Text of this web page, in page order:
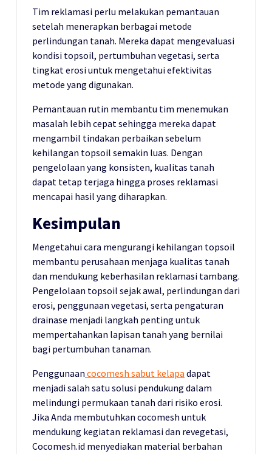
Tim reklamasi perlu melakukan pemantauan
setelah menerapkan berbagai metode
perlindungan tanah. Mereka dapat mengevaluasi
kondisi topsoil, pertumbuhan vegetasi, serta
tingkat erosi untuk mengetahui efektivitas
metode yang digunakan.
Pemantauan rutin membantu tim menemukan
masalah lebih cepat sehingga mereka dapat
mengambil tindakan perbaikan sebelum
kehilangan topsoil semakin luas. Dengan
pengelolaan yang konsisten, kualitas tanah
dapat tetap terjaga hingga proses reklamasi
mencapai hasil yang diharapkan.
Kesimpulan
Mengetahui cara mengurangi kehilangan topsoil
membantu perusahaan menjaga kualitas tanah
dan mendukung keberhasilan reklamasi tambang.
Pengelolaan topsoil sejak awal, perlindungan dari
erosi, penggunaan vegetasi, serta pengaturan
drainase menjadi langkah penting untuk
mempertahankan lapisan tanah yang bernilai
bagi pertumbuhan tanaman.
Penggunaan cocomesh sabut kelapa dapat
menjadi salah satu solusi pendukung dalam
melindungi permukaan tanah dari risiko erosi.
Jika Anda membutuhkan cocomesh untuk
mendukung kegiatan reklamasi dan revegetasi,
Cocomesh.id menyediakan material berbahan